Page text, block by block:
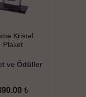
Kristal
Plaket
ve Ödüller
₺